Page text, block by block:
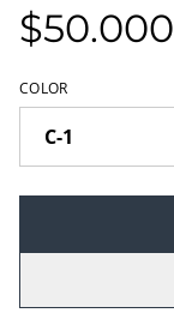
$50.000
COLOR